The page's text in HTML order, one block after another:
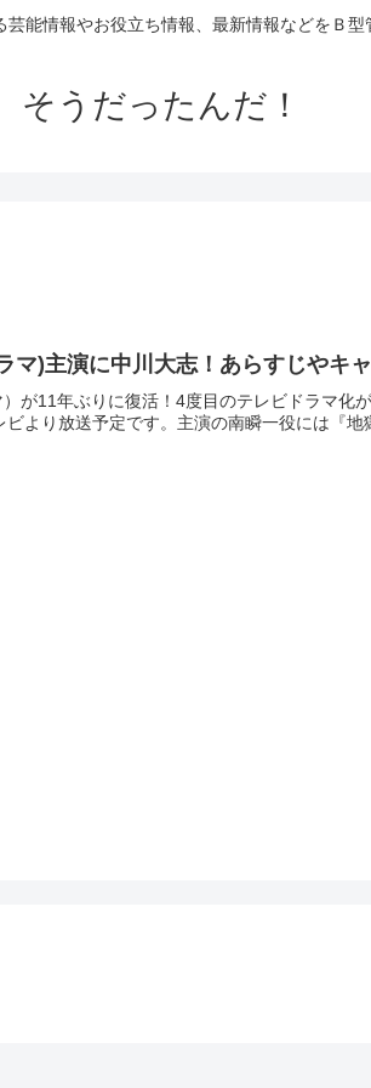
能情報やお役立ち情報、最新情報などをＢ型
そうだったんだ！
マ)主演に中川大志！あらすじやキ
が11年ぶりに復活！4度目のテレビドラマ化
より放送予定です。主演の南瞬一役には『